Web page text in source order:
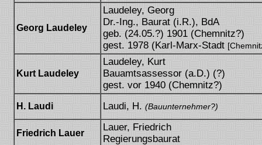
Georg Laudeley
Laudeley, Georg
Dr.-Ing., Baurat (i.R.), BdA
geb. (24.05.?) 1901 (Chemnitz?)
gest. 1978 (Karl-Marx-Stadt
Kurt Laudeley
Laudeley, Kurt
Bauamtsassessor (a.D.) (?)
gest. vor 1940 (Chemnitz?)
H. Laudi Laudi, H. (Bauunternehmer?)
Friedrich Lauer
Lauer, Friedrich
Regierungsbaurat